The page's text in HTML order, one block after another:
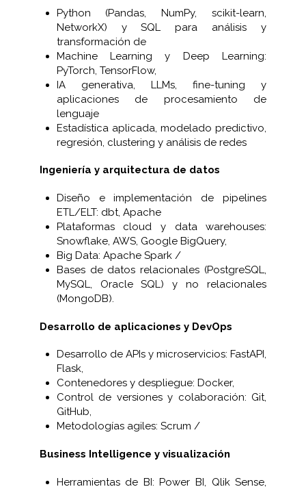
Python (Pandas, NumPy, scikit-learn,
NetworkX) y SQL para análisis y
transformación de
Machine Learning y Deep Learning:
PyTorch, TensorFlow,
IA generativa, LLMs, fine-tuning y
aplicaciones de procesamiento de
lenguaje
Estadística aplicada, modelado predictivo,
regresión, clustering y análisis de redes
Ingeniería y arquitectura de datos
Diseño e implementación de pipelines
ETL/ELT: dbt, Apache
Plataformas cloud y data warehouses:
Snowflake, AWS, Google BigQuery,
Big Data: Apache Spark /
Bases de datos relacionales (PostgreSQL,
MySQL, Oracle SQL) y no relacionales
(MongoDB).
Desarrollo de aplicaciones y DevOps
Desarrollo de APIs y microservicios: FastAPI,
Flask,
Contenedores y despliegue: Docker,
Control de versiones y colaboración: Git,
GitHub,
Metodologías agiles: Scrum /
Business Intelligence y visualización
Herramientas de BI: Power BI, Qlik Sense,